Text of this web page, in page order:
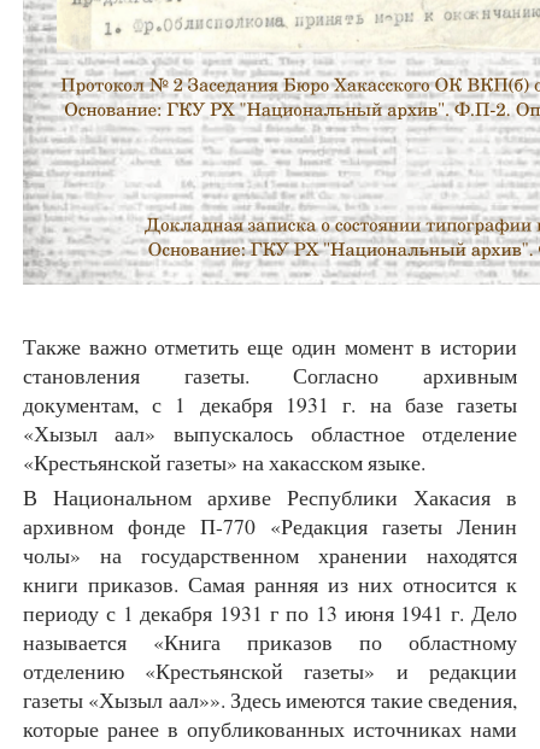
Также важно отметить еще один момент в истории
становления газеты. Согласно архивным
документам, с 1 декабря 1931 г. на базе газеты
«Хызыл аал» выпускалось областное отделение
«Крестьянской газеты» на хакасском языке.
В Национальном архиве Республики Хакасия в
архивном фонде П-770 «Редакция газеты Ленин
чолы» на государственном хранении находятся
книги приказов. Самая ранняя из них относится к
периоду с 1 декабря 1931 г по 13 июня 1941 г. Дело
называется «Книга приказов по областному
отделению «Крестьянской газеты» и редакции
газеты «Хызыл аал»». Здесь имеются такие сведения,
которые ранее в опубликованных источниках нами